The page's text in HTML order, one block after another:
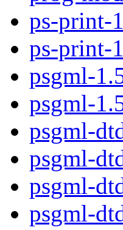
ps-print-
ps-print-
psgml-
psgml-
psgml-
psgml-
psgml-
psgml-